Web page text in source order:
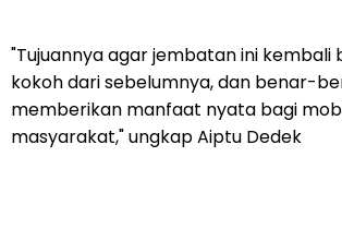
"Tujuannya agar jembatan ini kembali
kokoh dari sebelumnya, dan benar-
memberikan manfaat nyata bagi
masyarakat," ungkap Aiptu Dedek